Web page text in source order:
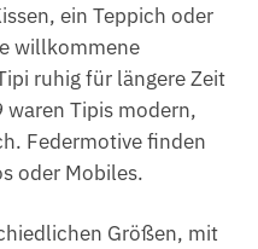
ein Teppich oder
willkommene
ruhig für längere Zeit
Tipis modern,
Federmotive finden
oder Mobiles.
Größen, mit